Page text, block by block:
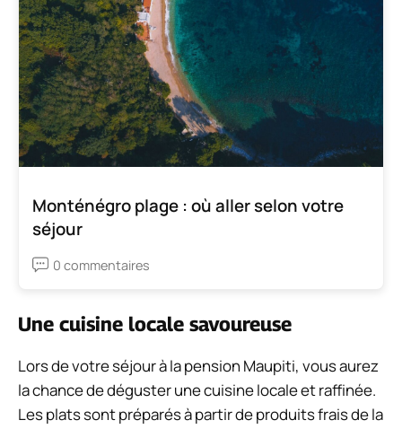
Monténégro plage : où aller selon votre
séjour
0 commentaires
Une cuisine locale savoureuse
Lors de votre séjour à la pension Maupiti, vous aurez
la chance de déguster une cuisine locale et raffinée.
Les plats sont préparés à partir de produits frais de la